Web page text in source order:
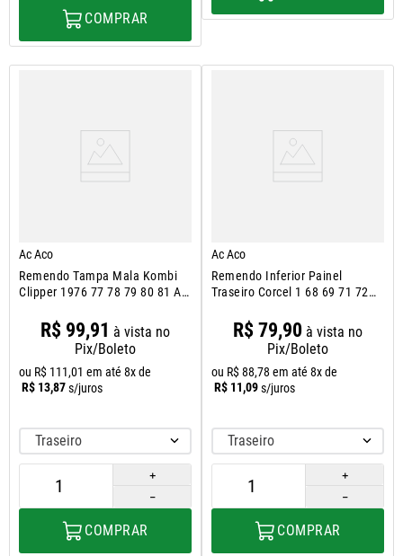
COMPRAR
Ac Aco
Remendo Tampa Mala Kombi
Clipper 1976 77 78 79 80 81 A
R$ 99,91 à vista no
Pix/Boleto
ou R$ 111,01 em até 8x de
R$ 13,87s/juros
Traseiro
＋
－
COMPRAR
Ac Aco
Remendo Inferior Painel
Traseiro Corcel 1 68 69 71 72
R$ 79,90 à vista no
Pix/Boleto
ou R$88,78 em até 8x de
R$ 11,09s/juros
Traseiro
＋
－
COMPRAR